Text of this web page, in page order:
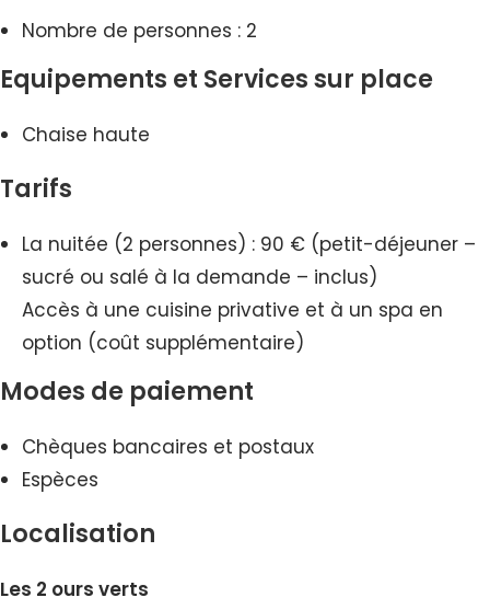
Nombre de personnes : 2
Equipements et Services sur place
Chaise haute
Tarifs
La nuitée (2 personnes) : 90 € (petit-déjeuner –
sucré ou salé à la demande – inclus)
Accès à une cuisine privative et à un spa en
option (coût supplémentaire)
Modes de paiement
Chèques bancaires et postaux
Espèces
Localisation
Les 2 ours verts